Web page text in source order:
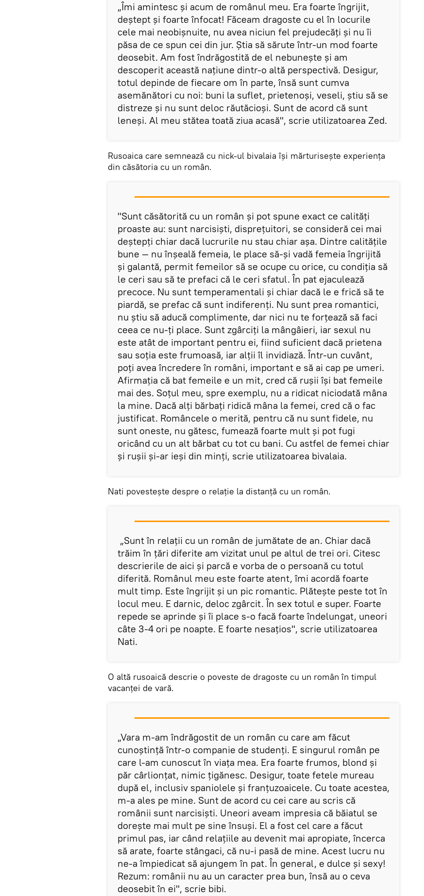
„Îmi amintesc și acum de românul meu. Era foarte îngrijit,
deștept și foarte înfocat! Făceam dragoste cu el în locurile
cele mai neobișnuite, nu avea niciun fel prejudecăți și nu îi
păsa de ce spun cei din jur. Știa să sărute într-un mod foarte
deosebit. Am fost îndrăgostită de el nebunește și am
descoperit această națiune dintr-o altă perspectivă. Desigur,
totul depinde de fiecare om în parte, însă sunt cumva
asemănători cu noi: buni la suflet, prietenoși, veseli, știu să se
distreze și nu sunt deloc răutăcioși. Sunt de acord că sunt
leneși. Al meu stătea toată ziua acasă", scrie utilizatoarea Zed.
Rusoaica care semnează cu nick-ul bivalaia își mărturisește experiența
din căsătoria cu un român.
"Sunt căsătorită cu un român și pot spune exact ce calități
proaste au: sunt narcisiști, disprețuitori, se consideră cei mai
deștepți chiar dacă lucrurile nu stau chiar așa. Dintre calitățile
bune — nu înșeală femeia, le place să-și vadă femeia îngrijită
și galantă, permit femeilor să se ocupe cu orice, cu condiția să
le ceri sau să te prefaci că le ceri sfatul. În pat ejaculează
precoce. Nu sunt temperamentali și chiar dacă le e frică să te
piardă, se prefac că sunt indiferenți. Nu sunt prea romantici,
nu știu să aducă complimente, dar nici nu te forțează să faci
ceea ce nu-ți place. Sunt zgârciți la mângâieri, iar sexul nu
este atât de important pentru ei, fiind suficient dacă prietena
sau soția este frumoasă, iar alții îl invidiază. Într-un cuvânt,
poți avea încredere în români, important e să ai cap pe umeri.
Afirmația că bat femeile e un mit, cred că rușii își bat femeile
mai des. Soțul meu, spre exemplu, nu a ridicat niciodată mâna
la mine. Dacă alți bărbați ridică mâna la femei, cred că o fac
justificat. Româncele o merită, pentru că nu sunt fidele, nu
sunt oneste, nu gătesc, fumează foarte mult și pot fugi
oricând cu un alt bărbat cu tot cu bani. Cu astfel de femei chiar
și rușii și-ar ieși din minți, scrie utilizatoarea bivalaia.
Nati povestește despre o relație la distanță cu un român.
„Sunt în relații cu un român de jumătate de an. Chiar dacă
trăim în țări diferite am vizitat unul pe altul de trei ori. Citesc
descrierile de aici și parcă e vorba de o persoană cu totul
diferită. Românul meu este foarte atent, îmi acordă foarte
mult timp. Este îngrijit și un pic romantic. Plătește peste tot în
locul meu. E darnic, deloc zgârcit. În sex totul e super. Foarte
repede se aprinde și îi place s-o facă foarte îndelungat, uneori
câte 3-4 ori pe noapte. E foarte nesațios", scrie utilizatoarea
Nati.
O altă rusoaică descrie o poveste de dragoste cu un român în timpul
vacanței de vară.
„Vara m-am îndrăgostit de un român cu care am făcut
cunoștință într-o companie de studenți. E singurul român pe
care l-am cunoscut în viața mea. Era foarte frumos, blond și
păr cârlionțat, nimic țigănesc. Desigur, toate fetele mureau
după el, inclusiv spaniolele și franțuzoaicele. Cu toate acestea,
m-a ales pe mine. Sunt de acord cu cei care au scris că
românii sunt narcisiști. Uneori aveam impresia că băiatul se
dorește mai mult pe sine însuși. El a fost cel care a făcut
primul pas, iar când relațiile au devenit mai apropiate, încerca
să arate, foarte stângaci, că nu-i pasă de mine. Acest lucru nu
ne-a împiedicat să ajungem în pat. În general, e dulce și sexy!
Rezum: românii nu au un caracter prea bun, însă au o ceva
deosebit în ei", scrie bibi.